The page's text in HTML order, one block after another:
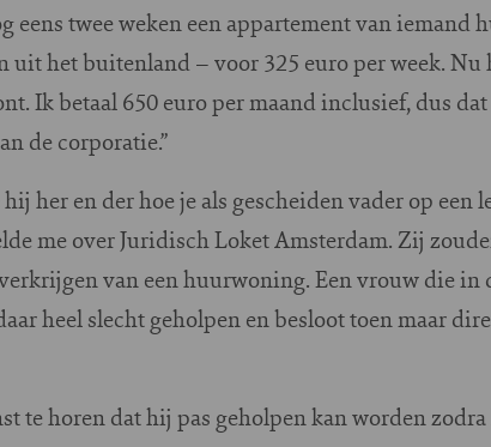
eens twee weken een appartement van iemand
uit het buitenland – voor 325 euro per week.
Ik betaal 650 euro per maand inclusief, dus
de corporatie.”
her en der hoe je als gescheiden vader op een
me over Juridisch Loket Amsterdam. Zij
van een huurwoning. Een vrouw die in
heel slecht geholpen en besloot toen maar
te horen dat hij pas geholpen kan worden